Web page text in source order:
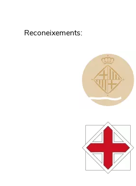
Reconeixements: